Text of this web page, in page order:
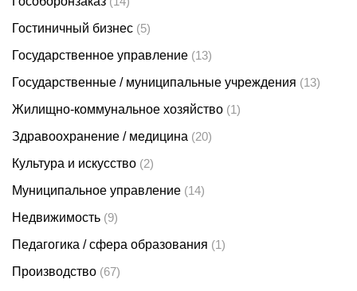
Гостиничный бизнес (5)
Государственное управление (13)
Государственные / муниципальные учреждения (13)
Жилищно-коммунальное хозяйство (1)
Здравоохранение / медицина (20)
Культура и искусство (2)
Муниципальное управление (14)
Недвижимость (9)
Педагогика / сфера образования (1)
Производство (67)